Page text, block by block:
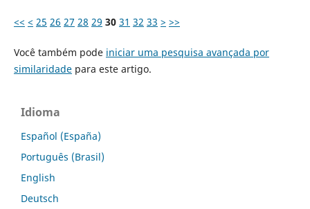
<< < 25 26 27 28 29 30 31 32 33 > >>
Você também pode iniciar uma pesquisa avançada por
similaridadepara este artigo.
Idioma
Español (España)
Português (Brasil)
English
Deutsch